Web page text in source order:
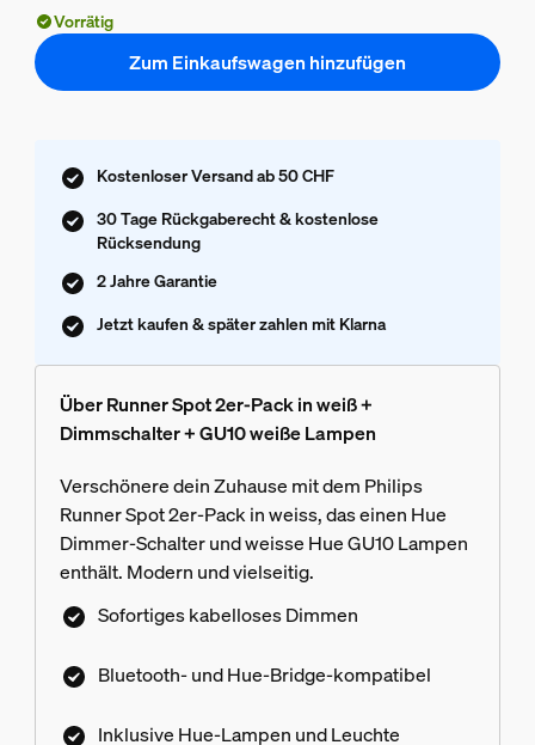
Vorrätig
Zum Einkaufswagen hinzufügen
Kostenloser Versand ab 50 CHF
30 Tage Rückgaberecht & kostenlose
Rücksendung
2 Jahre Garantie
Jetzt kaufen & später zahlen mit Klarna
Über Runner Spot 2er-Pack in weiß +
Dimmschalter + GU10 weiße Lampen
Verschönere dein Zuhause mit dem Philips
Runner Spot 2er-Pack in weiss, das einen Hue
Dimmer-Schalter und weisse Hue GU10 Lampen
enthält. Modern und vielseitig.
Sofortiges kabelloses Dimmen
Bluetooth- und Hue-Bridge-kompatibel
Inklusive Hue-Lampen und Leuchte